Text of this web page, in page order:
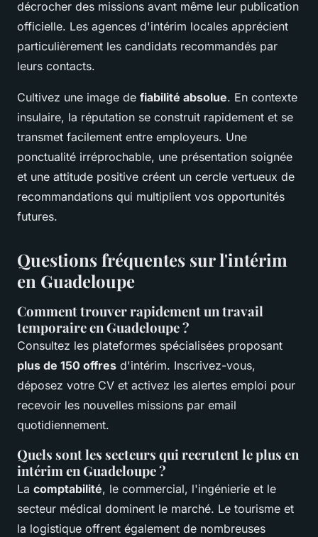
décrocher des missions avant même leur publication
officielle. Les agences d'intérim locales apprécient
particulièrement les candidats recommandés par
leurs contacts.
Cultivez une image de fiabilité absolue. En contexte
insulaire, la réputation se construit rapidement et se
transmet facilement entre employeurs. Une
ponctualité irréprochable, une présentation soignée
et une attitude positive créent un cercle vertueux de
recommandations qui multiplient vos opportunités
futures.
Questions fréquentes sur l'intérim
en Guadeloupe
Comment trouver rapidement un travail
temporaire en Guadeloupe ?
Consultez les plateformes spécialisées proposant
plus de 150 offres d'intérim. Inscrivez-vous,
déposez votre CV et activez les alertes emploi pour
recevoir les nouvelles missions par email
quotidiennement.
Quels sont les secteurs qui recrutent le plus en
intérim en Guadeloupe ?
La comptabilité, le commercial, l'ingénierie et le
secteur médical dominent le marché. Le tourisme et
la logistique offrent également de nombreuses